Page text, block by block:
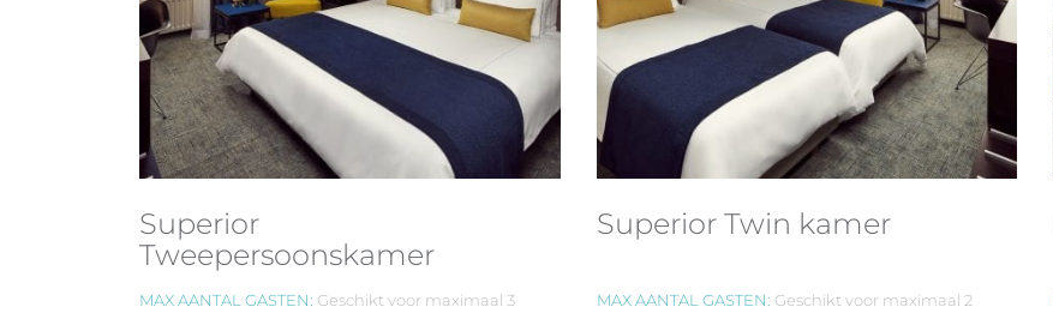
Superior
Tweepersoonskamer
MAX AANTAL GASTEN: Geschikt voor maximaal 3
Superior Twin kamer
MAX AANTAL GASTEN: Geschikt voor maximaal 2